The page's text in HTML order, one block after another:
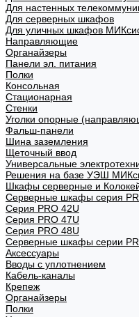
Для настенных
Для серверных шкафов
Для уличных шкафов
Направляющие
Органайзеры
Панели эл. питания
Полки
Консольная
Стационарная
Стенки
Уголки опорные
Фальш-панели
Шина заземления
Щеточный ввод
Универсальные
Решения на базе УЭШ
Шкафы серверные и
Серверные шкафы серия
Серия PRO 42U
Серия PRO 47U
Серия PRO 48U
Серверные шкафы серии
Аксессуары
Вводы с уплотнением
Кабель-каналы
Крепеж
Органайзеры
Полки